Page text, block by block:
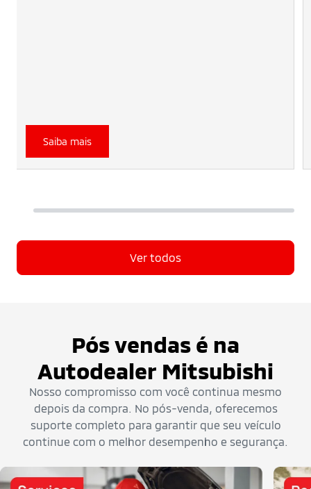
Saiba mais
Ver todos
Pós vendas é na
Autodealer Mitsubishi
Nosso compromisso com você continua mesmo
depois da compra. No pós-venda, oferecemos
suporte completo para garantir que seu veículo
continue com o melhor desempenho e segurança.